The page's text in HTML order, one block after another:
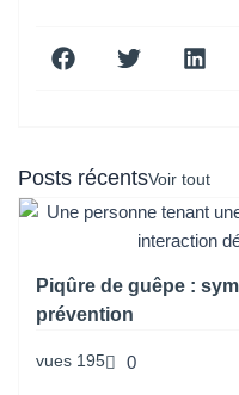
Posts récentsVoir tout
Piqûre de guêpe :
prévention
vues 195 0